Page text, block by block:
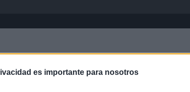
es importante para nosotros
Inicio